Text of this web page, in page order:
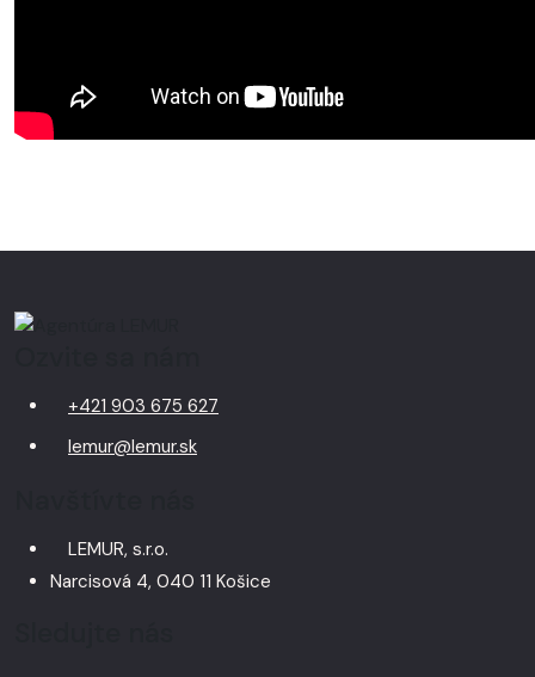
+421 903 675 627
lemur@lemur.sk
LEMUR, s.r.o.
Narcisová 4, 040 11 Košice